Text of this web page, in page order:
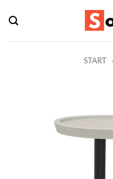
Inhalt
springen
START